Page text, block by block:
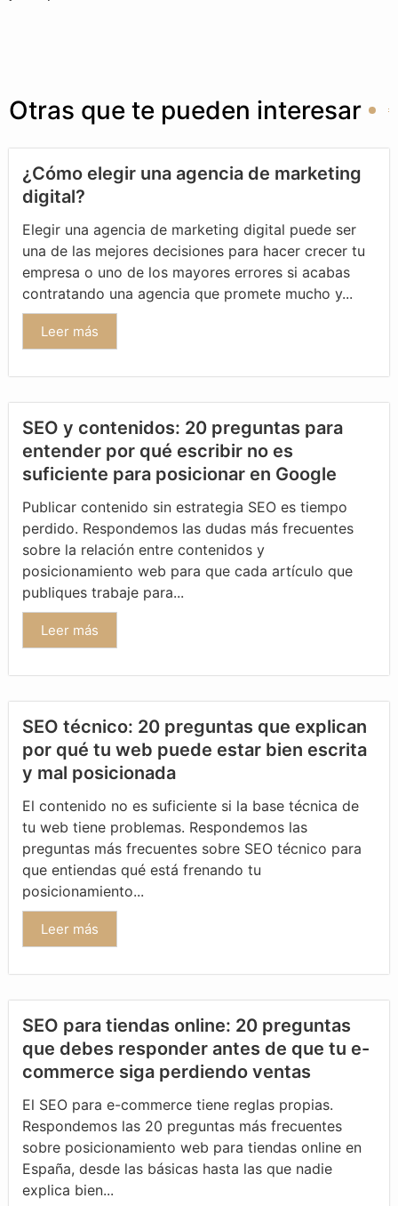
Otras que te pueden interesar
¿Cómo elegir una agencia de marketing
digital?
Elegir una agencia de marketing digital puede ser
una de las mejores decisiones para hacer crecer tu
empresa o uno de los mayores errores si acabas
contratando una agencia que promete mucho y...
Leer más
SEO y contenidos: 20 preguntas para
entender por qué escribir no es
suficiente para posicionar en Google
Publicar contenido sin estrategia SEO es tiempo
perdido. Respondemos las dudas más frecuentes
sobre la relación entre contenidos y
posicionamiento web para que cada artículo que
publiques trabaje para...
Leer más
SEO técnico: 20 preguntas que explican
por qué tu web puede estar bien escrita
y mal posicionada
El contenido no es suficiente si la base técnica de
tu web tiene problemas. Respondemos las
preguntas más frecuentes sobre SEO técnico para
que entiendas qué está frenando tu
posicionamiento...
Leer más
SEO para tiendas online: 20 preguntas
que debes responder antes de que tu e-
commerce siga perdiendo ventas
El SEO para e-commerce tiene reglas propias.
Respondemos las 20 preguntas más frecuentes
sobre posicionamiento web para tiendas online en
España, desde las básicas hasta las que nadie
explica bien...